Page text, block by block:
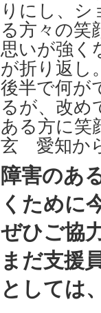
りにし、
る方々の笑
思いが強く
が折り返し
後半で何が
るが、改め
ある方に
玄 愛知か
障害のあ
くために
ぜひご協
まだ支援
としては